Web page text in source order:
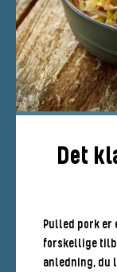
Det
Pulled pork er
forskellige
anledning, du